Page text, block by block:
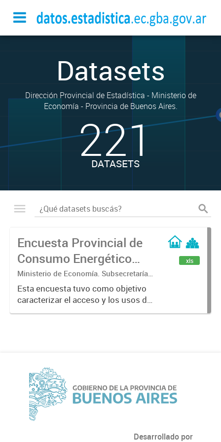
Datasets
Dirección Provincial de Estadística - Ministerio de
Economía - Provincia de Buenos Aires.
221
DATASETS
Encuesta Provincial de
Consumo Energético
para uso Residencial
(EPCER 2023)
Ministerio de Economía. Subsecretaría
de Coordinación Económica y
Estadística. Dirección Provincial de
Estadística.
Esta encuesta tuvo como objetivo
caracterizar el acceso y los usos de
la energía, además de recopilar
xls
Desarrollado por